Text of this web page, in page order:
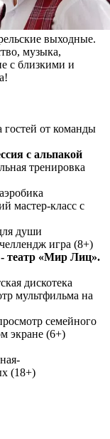
выходные.
музыка,
с близкими и
от команды
с альпакой
тренировка
мастер-класс с
души
игра (8+)
«Мир Лиц».
дискотека
мультфильма на
семейного
экране (6+)
(18+)